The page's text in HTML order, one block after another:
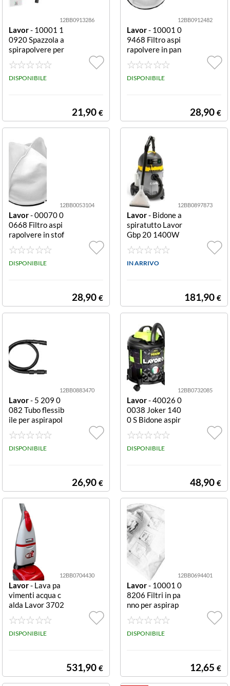
12BB0913286
Lavor- 10001 1
0920 Spazzola a
spirapolvere per
polvere e liquidi
Accessorio polv
ere liquidi
DISPONIBILE
21,90 €
12BB0912482
Lavor- 10001 0
9468 Filtro aspi
rapolvere in pan
no compatibile
Windy Panno
DISPONIBILE
28,90 €
12BB0053104
Lavor- 00070 0
0668 Filtro aspi
rapolvere in stof
fa Stoffa
DISPONIBILE
28,90 €
12BB0897873
Lavor- Bidone a
spiratutto Lavor
Gbp 20 1400W
20L GBP 20 Lav
amoquette
IN ARRIVO
181,90 €
12BB0883470
Lavor- 5 209 0
082 Tubo flessib
ile per aspirapol
vere 5m Flex 5
m
DISPONIBILE
26,90 €
12BB0732085
Lavor- 40026 0
0038 Joker 140
0 S Bidone aspir
atutto Black 14
00 S
DISPONIBILE
48,90 €
12BB0704430
Lavor- Lava pa
vimenti acqua c
alda Lavor 3702
1 00004 Crysta
l Clean Rosso e
Gri Crystal Clea
DISPONIBILE
531,90 €
12BB0694401
Lavor- 10001 0
8206 Filtri in pa
nno per aspirap
olvere Ashley (3
pz.) Panno
DISPONIBILE
12,65 €